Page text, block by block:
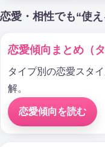
恋愛・相性でも“使
恋愛傾向まとめ（タ
タイプ別の恋愛スタ
解。
恋愛傾向を読む